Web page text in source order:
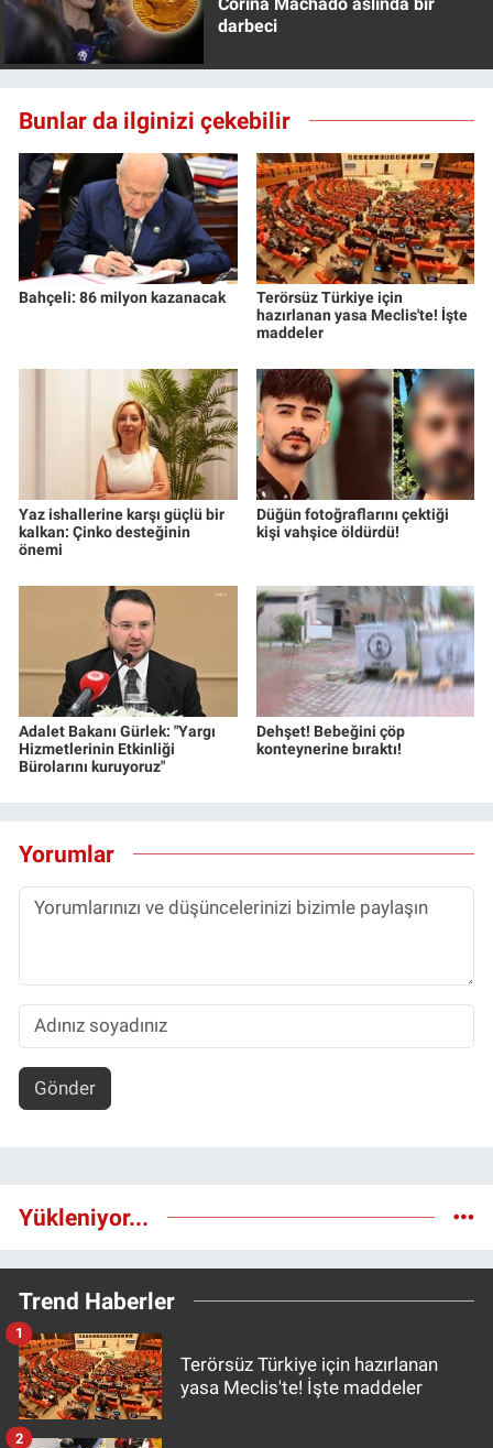
darbeci
Bunlar da ilginizi çekebilir
Bahçeli: 86 milyon kazanacak
Terörsüz Türkiye için
hazırlanan yasa Meclis'te! İşte
maddeler
Yaz ishallerine karşı güçlü bir
kalkan: Çinko desteğinin
önemi
Düğün fotoğraflarını çektiği
kişi vahşice öldürdü!
Adalet Bakanı Gürlek: "Yargı
Hizmetlerinin Etkinliği
Bürolarını kuruyoruz"
Dehşet! Bebeğini çöp
konteynerine bıraktı!
Yorumlar
Gönder
Yükleniyor...
Trend Haberler
Terörsüz Türkiye için hazırlanan
yasa Meclis'te! İşte maddeler
1
2